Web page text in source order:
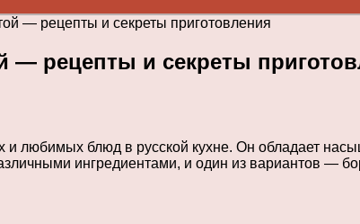
— рецепты и секреты приготовления
— рецепты и секреты
любимых блюд в русской кухне. Он обладает
ингредиентами, и один из вариантов —